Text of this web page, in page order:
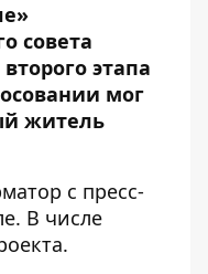
совета
этапа
мог
житель
с пресс-
В числе